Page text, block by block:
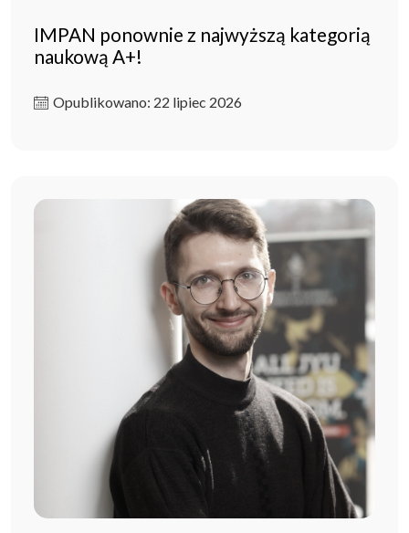
IMPAN ponownie z najwyższą kategorią
naukową A+!
Opublikowano: 22 lipiec 2026